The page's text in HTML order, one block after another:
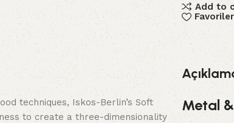
Add to
techniques, Iskos-Berlin’s Soft
to create a three-dimensionality
Metal